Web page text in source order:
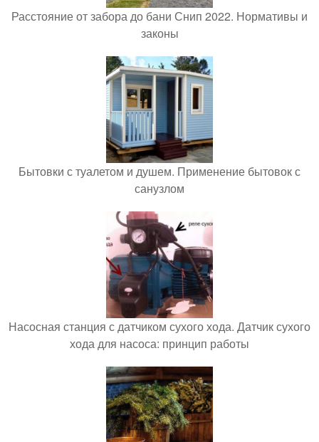
Расстояние от забора до бани Снип 2022. Нормативы и
законы
Бытовки с туалетом и душем. Применение бытовок с
санузлом
Насосная станция с датчиком сухого хода. Датчик сухого
хода для насоса: принцип работы